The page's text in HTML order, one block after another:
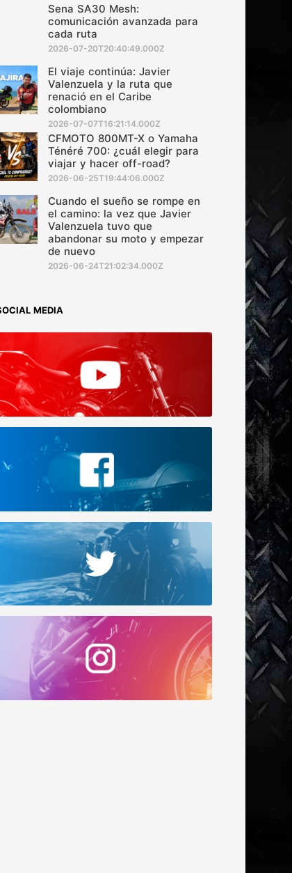
Sena SA30 Mesh:
comunicación avanzada para
cada ruta
2026-07-20T20:40:49.000Z
El viaje continúa: Javier
Valenzuela y la ruta que
renació en el Caribe
colombiano
2026-07-07T16:21:14.000Z
CFMOTO 800MT-X o Yamaha
Ténéré 700: ¿cuál elegir para
viajar y hacer off-road?
2026-06-25T19:44:06.000Z
Cuando el sueño se rompe en
el camino: la vez que Javier
Valenzuela tuvo que
abandonar su moto y empezar
de nuevo
2026-06-24T21:02:34.000Z
MEDIA